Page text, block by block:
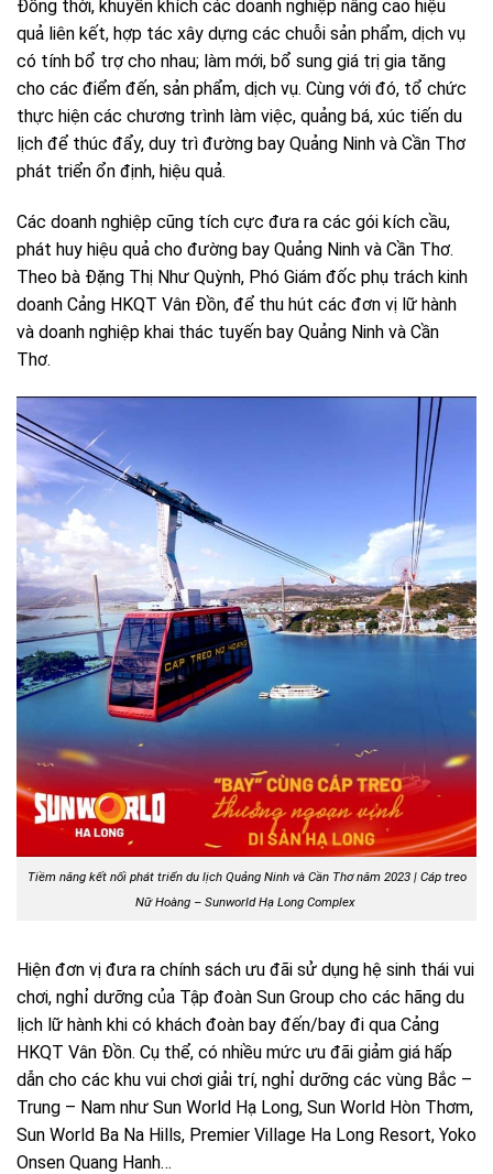
Đồng thời, khuyến khích các doanh nghiệp nâng cao hiệu
quả liên kết, hợp tác xây dựng các chuỗi sản phẩm, dịch vụ
có tính bổ trợ cho nhau; làm mới, bổ sung giá trị gia tăng
cho các điểm đến, sản phẩm, dịch vụ. Cùng với đó, tổ chức
thực hiện các chương trình làm việc, quảng bá, xúc tiến du
lịch để thúc đẩy, duy trì đường bay Quảng Ninh và Cần Thơ
phát triển ổn định, hiệu quả.
Các doanh nghiệp cũng tích cực đưa ra các gói kích cầu,
phát huy hiệu quả cho đường bay Quảng Ninh và Cần Thơ.
Theo bà Đặng Thị Như Quỳnh, Phó Giám đốc phụ trách kinh
doanh Cảng HKQT Vân Đồn, để thu hút các đơn vị lữ hành
và doanh nghiệp khai thác tuyến bay Quảng Ninh và Cần
Thơ.
Tiềm năng kết nối phát triển du lịch Quảng Ninh và Cần Thơ năm 2023 | Cáp treo
Nữ Hoàng – Sunworld Hạ Long Complex
Hiện đơn vị đưa ra chính sách ưu đãi sử dụng hệ sinh thái vui
chơi, nghỉ dưỡng của Tập đoàn Sun Group cho các hãng du
lịch lữ hành khi có khách đoàn bay đến/bay đi qua Cảng
HKQT Vân Đồn. Cụ thể, có nhiều mức ưu đãi giảm giá hấp
dẫn cho các khu vui chơi giải trí, nghỉ dưỡng các vùng Bắc –
Trung – Nam như Sun World Hạ Long, Sun World Hòn Thơm,
Sun World Ba Na Hills, Premier Village Ha Long Resort, Yoko
Onsen Quang Hanh…